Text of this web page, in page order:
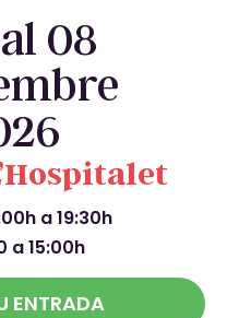
08
a 19:30h
a 15:00h
ENTRADA